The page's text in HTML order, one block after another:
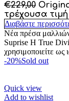
€229,00
τρέχουσα τιμή
Διαβάστε
Νέα πρέσα
Suprise Η True
χρησιμοποιείτε ως
-20%Sold out
Quick view
Add to wishlist